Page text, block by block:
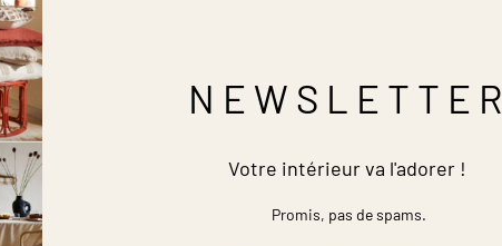
NEWSLETTER
Votre intérieur va l'adorer !
Promis, pas de spams.